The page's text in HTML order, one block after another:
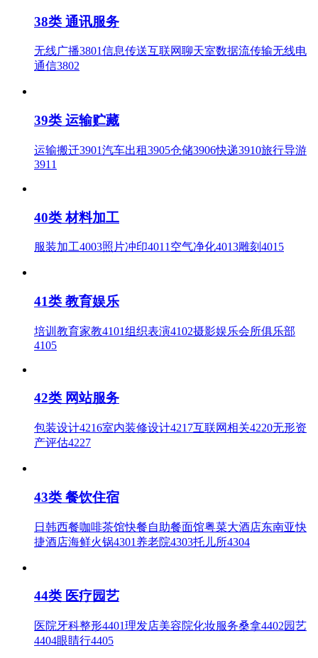
38类 通讯服务
无线广播3801信息传送互联网聊天室数据流传输无线电
通信3802
39类 运输贮藏
运输搬迁3901汽车出租3905仓储3906快递3910旅行导游
3911
40类 材料加工
服装加工4003照片冲印4011空气净化4013雕刻4015
41类 教育娱乐
培训教育家教4101组织表演4102摄影娱乐会所俱乐部
4105
42类 网站服务
包装设计4216室内装修设计4217互联网相关4220无形资
产评估4227
43类 餐饮住宿
日韩西餐咖啡茶馆快餐自助餐面馆粤菜大酒店东南亚快
捷酒店海鲜火锅4301养老院4303托儿所4304
44类 医疗园艺
医院牙科整形4401理发店美容院化妆服务桑拿4402园艺
4404眼睛行4405